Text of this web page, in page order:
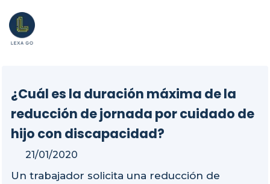
¿Cuál es la duración máxima de la
reducción de jornada por cuidado de
hijo con discapacidad?
21/01/2020
Un trabajador solicita una reducción de